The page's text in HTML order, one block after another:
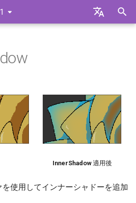
ンスト
ード
ーソラ
証）
セン
セン
InnerShadow適用後
使用してインナーシャドーを追加